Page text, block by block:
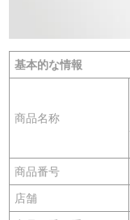
基本的な情報
商品名称
商品番号
店舗